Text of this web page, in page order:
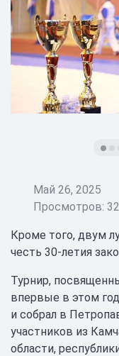
Май 26, 2025
Просмотров:
Кроме того, двум
честь 30-летия
Турнир,
впервые в этом
и собрал в
участников из
области,